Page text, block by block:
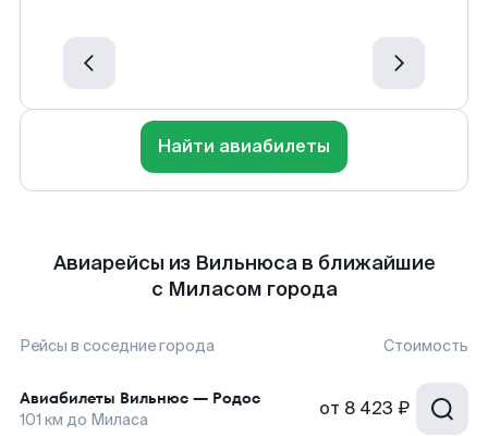
Найти авиабилеты
Авиарейсы из Вильнюса в ближайшие
с Миласом города
Рейсы в соседние города Стоимость
Авиабилеты Вильнюс — Родос
101 км до Миласа от 8 423 ₽